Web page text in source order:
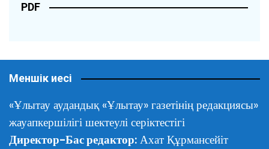
PDF
Меншік иесі
«Ұлытау аудандық «Ұлытау» газетінің редакциясы»
жауапкершілігі шектеулі серіктестігі
Директор-Бас редактор: Ахат Құрмансейіт